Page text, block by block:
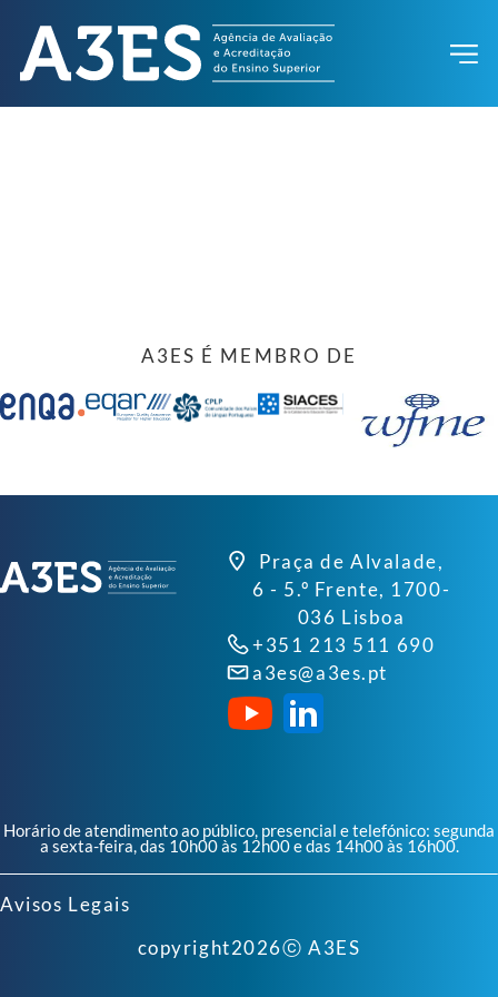
A3ES É MEMBRO DE
Praça de Alvalade,
6 - 5.º Frente, 1700-
036 Lisboa
+351 213 511 690
a3es@a3es.pt
Horário de atendimento ao público, presencial e telefónico: segunda
a sexta-feira, das 10h00 às 12h00 e das 14h00 às 16h00.
Avisos Legais
copyright2026ⓒ A3ES